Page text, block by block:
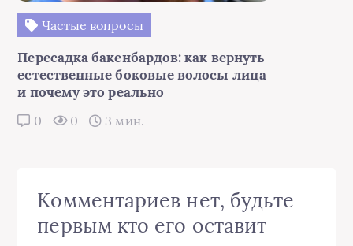
Частые вопросы
Пересадка бакенбардов: как вернуть
естественные боковые волосы лица
и почему это реально
0 0 3 мин.
Комментариев нет, будьте
первым кто его оставит